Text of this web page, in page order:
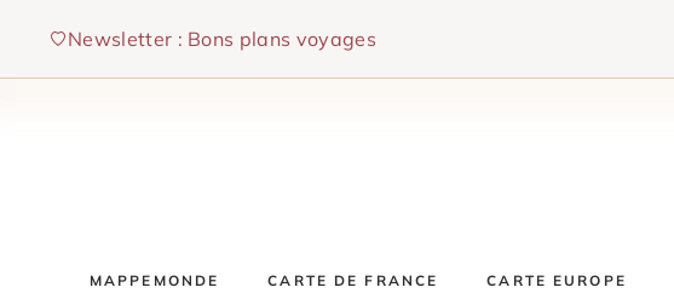
contenu
Newsletter : Bons plans voyages
MAPPEMONDE CARTE DE FRANCE CARTE EUROPE